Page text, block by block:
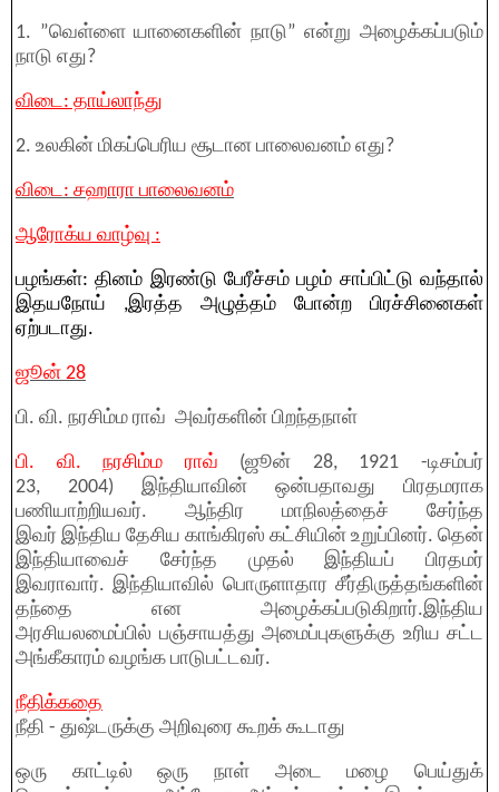
1. ”வெள்ளை யானைகளின் நாடு” என்று அழைக்கப்படும்
நாடு எது?
விடை: தாய்லாந்து
2. உலகின் மிகப்பெரிய சூடான பாலைவனம் எது?
விடை: சஹாரா பாலைவனம்
ஆரோக்ய வாழ்வு :
பழங்கள்: தினம் இரண்டு பேரீச்சம் பழம் சாப்பிட்டு வந்தால்
இதயநோய் ,இரத்த அழுத்தம் போன்ற பிரச்சினைகள்
ஏற்படாது.
ஜூன் 28
பி. வி. நரசிம்ம ராவ் அவர்களின் பிறந்தநாள்
பி. வி. நரசிம்ம ராவ் (ஜூன் 28, 1921 -டிசம்பர்
23, 2004) இந்தியாவின் ஒன்பதாவது பிரதமராக
பணியாற்றியவர். ஆந்திர மாநிலத்தைச் சேர்ந்த
இவர் இந்திய தேசிய காங்கிரஸ் கட்சியின் உறுப்பினர். தென்
இந்தியாவைச் சேர்ந்த முதல் இந்தியப் பிரதமர்
இவராவார். இந்தியாவில் பொருளாதார சீர்திருத்தங்களின்
தந்தை என அழைக்கப்படுகிறார்.இந்திய
அரசியலமைப்பில் பஞ்சாயத்து அமைப்புகளுக்கு உரிய சட்ட
அங்கீகாரம் வழங்க பாடுபட்டவர்.
நீதிக்கதை
நீதி - துஷ்டருக்கு அறிவுரை கூறக் கூடாது
ஒரு காட்டில் ஒரு நாள் அடை மழை பெய்துக்